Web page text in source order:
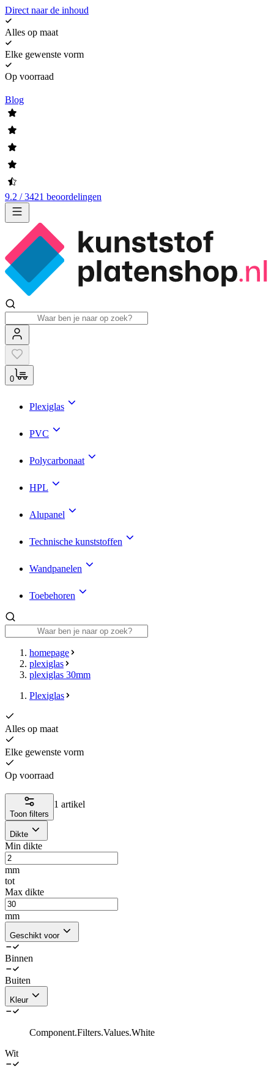
Direct naar de inhoud
Alles op maat
Elke gewenste vorm
Op voorraad
Blog
9.2 / 3421 beoordelingen
0
Plexiglas
PVC
Polycarbonaat
HPL
Alupanel
Technische kunststoffen
Wandpanelen
Toebehoren
homepage
plexiglas
plexiglas 30mm
Plexiglas
Alles op maat
Elke gewenste vorm
Op voorraad
Toon filters
1 artikel
Dikte
Min dikte
mm
tot
Max dikte
mm
Geschikt voor
Binnen
Buiten
Kleur
Component.Filters.Values.White
Wit